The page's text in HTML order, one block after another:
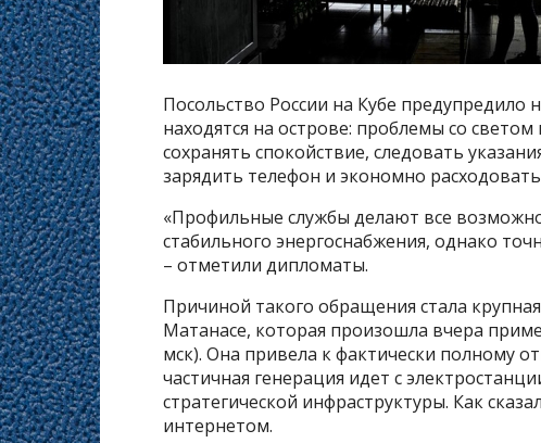
Посольство России на Кубе предупредило
находятся на острове: проблемы со
сохранять спокойствие, следовать
зарядить телефон и экономно
«Профильные службы делают все
стабильного энергоснабжения, однако
– отметили дипломаты.
Причиной такого обращения стала
Матанасе, которая произошла вчера
мск). Она привела к фактически полному
частичная генерация идет с
стратегической инфраструктуры. Как
интернетом.